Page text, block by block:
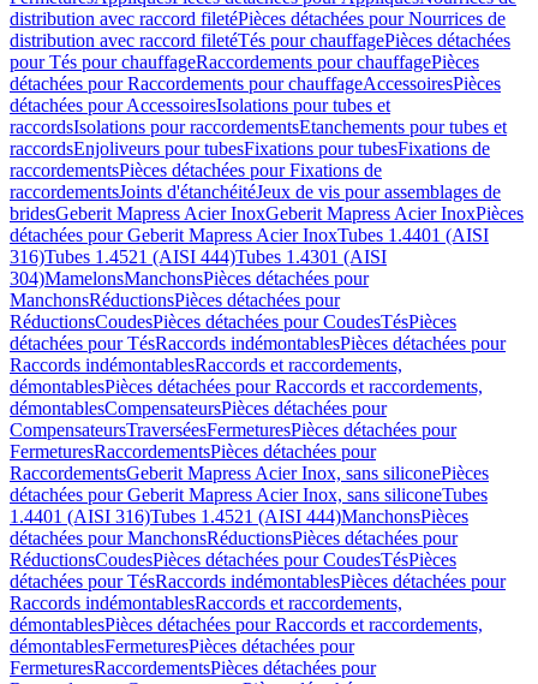
distribution avec raccord filetéPièces détachées pour Nourrices de
distribution avec raccord filetéTés pour chauffagePièces détachées
pour Tés pour chauffageRaccordements pour chauffagePièces
détachées pour Raccordements pour chauffageAccessoiresPièces
détachées pour AccessoiresIsolations pour tubes et
raccordsIsolations pour raccordementsEtanchements pour tubes et
raccordsEnjoliveurs pour tubesFixations pour tubesFixations de
raccordementsPièces détachées pour Fixations de
raccordementsJoints d'étanchéitéJeux de vis pour assemblages de
bridesGeberit Mapress Acier InoxGeberit Mapress Acier InoxPièces
détachées pour Geberit Mapress Acier InoxTubes 1.4401 (AISI
316)Tubes 1.4521 (AISI 444)Tubes 1.4301 (AISI
304)MamelonsManchonsPièces détachées pour
ManchonsRéductionsPièces détachées pour
RéductionsCoudesPièces détachées pour CoudesTésPièces
détachées pour TésRaccords indémontablesPièces détachées pour
Raccords indémontablesRaccords et raccordements,
démontablesPièces détachées pour Raccords et raccordements,
démontablesCompensateursPièces détachées pour
CompensateursTraverséesFermeturesPièces détachées pour
FermeturesRaccordementsPièces détachées pour
RaccordementsGeberit Mapress Acier Inox, sans siliconePièces
détachées pour Geberit Mapress Acier Inox, sans siliconeTubes
1.4401 (AISI 316)Tubes 1.4521 (AISI 444)ManchonsPièces
détachées pour ManchonsRéductionsPièces détachées pour
RéductionsCoudesPièces détachées pour CoudesTésPièces
détachées pour TésRaccords indémontablesPièces détachées pour
Raccords indémontablesRaccords et raccordements,
démontablesPièces détachées pour Raccords et raccordements,
démontablesFermeturesPièces détachées pour
FermeturesRaccordementsPièces détachées pour